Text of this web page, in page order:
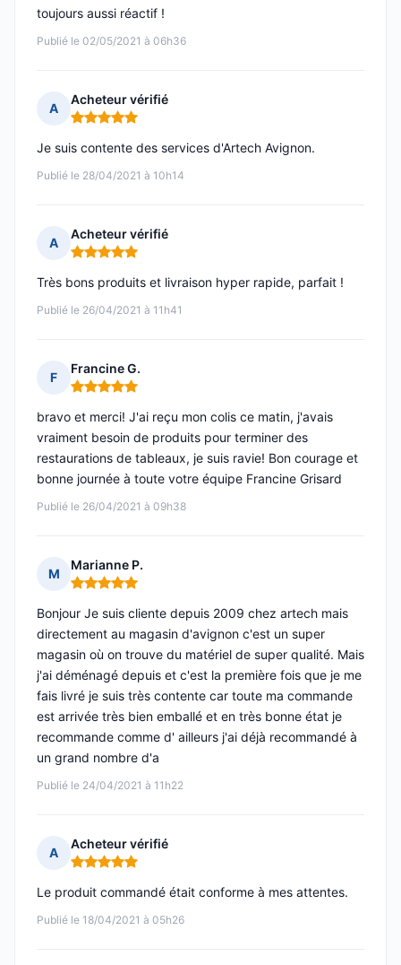
Publié le 02/05/2021 à 06h36
toujours aussi réactif !
A
Acheteur vérifié
Note : 5 sur 5
Publié le 28/04/2021 à 10h14
Je suis contente des services d'Artech Avignon.
A
Acheteur vérifié
Note : 5 sur 5
Publié le 26/04/2021 à 11h41
Très bons produits et livraison hyper rapide, parfait !
F
Francine G.
Note : 5 sur 5
Publié le 26/04/2021 à 09h38
bravo et merci! J'ai reçu mon colis ce matin, j'avais
vraiment besoin de produits pour terminer des
restaurations de tableaux, je suis ravie! Bon courage et
bonne journée à toute votre équipe Francine Grisard
M
Marianne P.
Note : 5 sur 5
Publié le 24/04/2021 à 11h22
Bonjour Je suis cliente depuis 2009 chez artech mais
directement au magasin d'avignon c'est un super
magasin où on trouve du matériel de super qualité. Mais
j'ai déménagé depuis et c'est la première fois que je me
fais livré je suis très contente car toute ma commande
est arrivée très bien emballé et en très bonne état je
recommande comme d' ailleurs j'ai déjà recommandé à
un grand nombre d'a
A
Acheteur vérifié
Note : 5 sur 5
Publié le 18/04/2021 à 05h26
Le produit commandé était conforme à mes attentes.